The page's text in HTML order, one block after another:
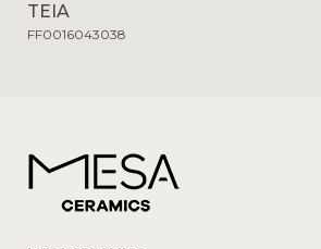
TEIA
FF0016043038